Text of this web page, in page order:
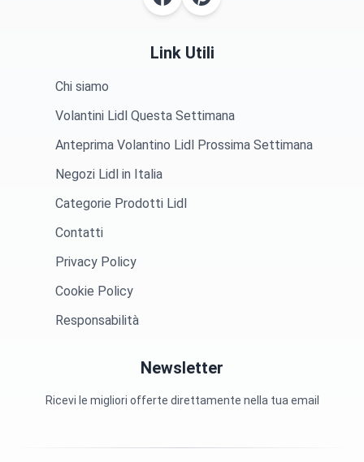
Link Utili
Chi siamo
Volantini Lidl Questa Settimana
Anteprima Volantino Lidl Prossima Settimana
Negozi Lidl in Italia
Categorie Prodotti Lidl
Contatti
Privacy Policy
Cookie Policy
Responsabilità
Newsletter
Ricevi le migliori offerte direttamente nella tua email